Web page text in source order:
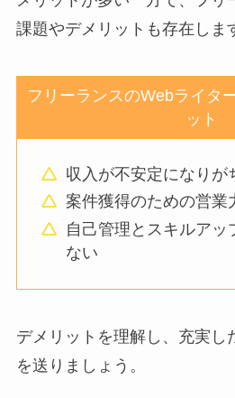
課題やデメリットも存在しま
フリーランスのWebライタ
ット
収入が不安定になりが
案件獲得のための営業
自己管理とスキルアッ
ない
デメリットを理解し、充実し
を送りましょう。